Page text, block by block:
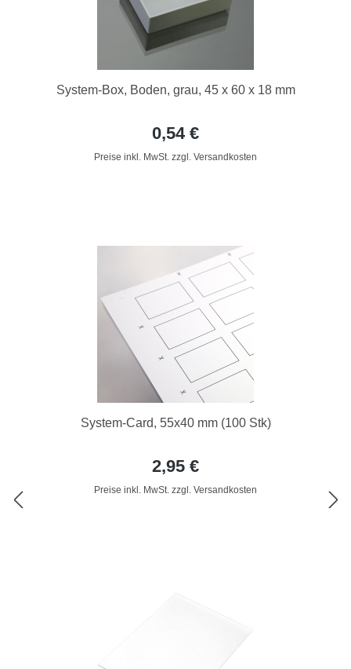
System-Box, Boden, grau, 45 x 60 x 18 mm
0,54 €
Preise inkl. MwSt. zzgl. Versandkosten
System-Card, 55x40 mm (100 Stk)
2,95 €
Preise inkl. MwSt. zzgl. Versandkosten